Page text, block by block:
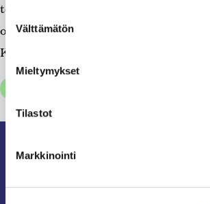
Suostumuksen
valinta
Välttämätön
Mieltymykset
Tilastot
Markkinointi
toimii normaalisti. ____________ Tänään
on katkos lämmöntuotossa
Kangastie –...